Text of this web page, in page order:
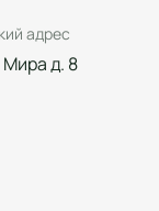
адрес
Мира д. 8